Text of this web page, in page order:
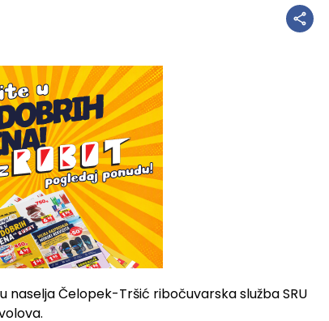
naselja Čelopek-Tršić ribočuvarska služba SRU